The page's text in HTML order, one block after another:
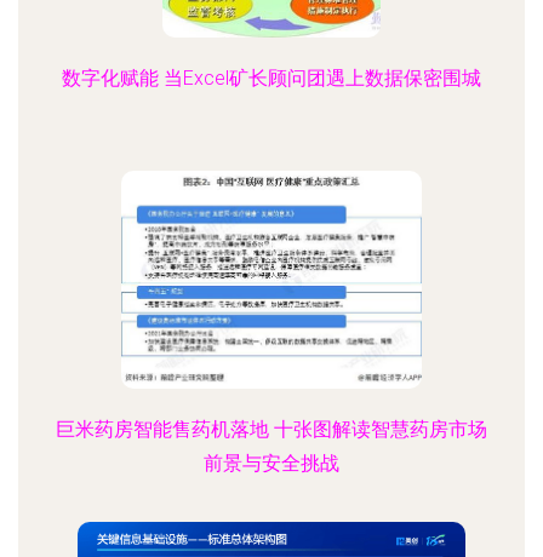
数字化赋能 当Excel矿长顾问团遇上数据保密围城
巨米药房智能售药机落地 十张图解读智慧药房市场
前景与安全挑战